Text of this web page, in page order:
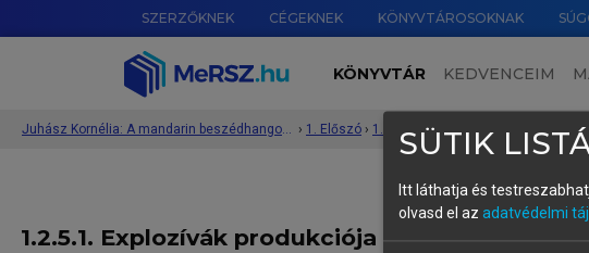
SZERZŐKNEK CÉGEKNEK KÖNYVTÁROSOKNAK
KÖNYVTÁR KEDVENCEIM
Juhász Kornélia: A mandarin beszédhangok produkciója kínaiul tanuló magyar anyanyelvűek ejtésében › 1. Előszó ›
1.2.5.1. Explozívák produkciója
SÜTIK
Itt láthatja és
olvasd el az adatvédelmi